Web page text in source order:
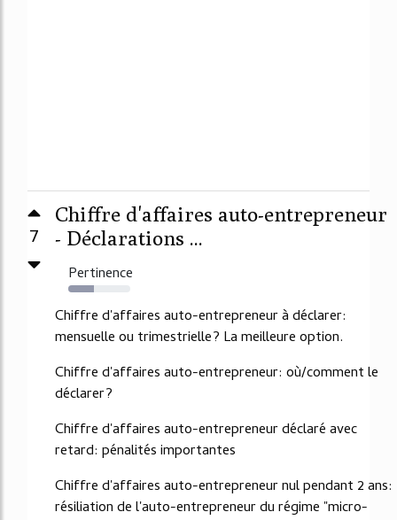
7
Chiffre d'affaires auto-entrepreneur
- Déclarations ...
Pertinence
41%
Chiffre d'affaires auto-entrepreneur à déclarer:
mensuelle ou trimestrielle? La meilleure option.
Chiffre d'affaires auto-entrepreneur: où/comment le
déclarer?
Chiffre d'affaires auto-entrepreneur déclaré avec
retard: pénalités importantes
Chiffre d'affaires auto-entrepreneur nul pendant 2 ans:
résiliation de l'auto-entrepreneur du régime "micro-